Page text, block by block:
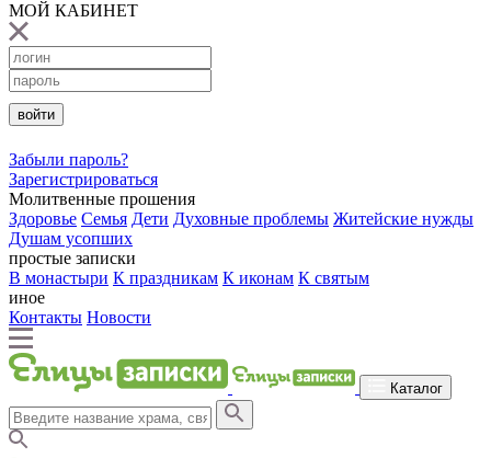
МОЙ КАБИНЕТ
войти
Забыли пароль?
Зарегистрироваться
Молитвенные прошения
Здоровье Семья Дети Духовные проблемы Житейские нужды
Душам усопших
простые записки
В монастыри К праздникам К иконам К святым
иное
Контакты Новости
Каталог